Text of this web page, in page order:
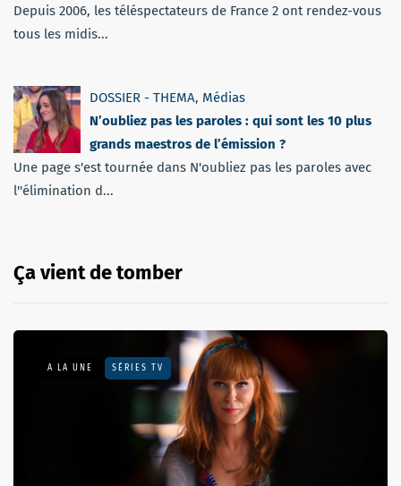
Depuis 2006, les téléspectateurs de France 2 ont rendez-vous
tous les midis...
DOSSIER - THEMA, Médias
N’oubliez pas les paroles : qui sont les 10 plus
grands maestros de l’émission ?
Une page s'est tournée dans N'oubliez pas les paroles avec
l''élimination d...
Ça vient de tomber
A LA UNE SÉRIES TV